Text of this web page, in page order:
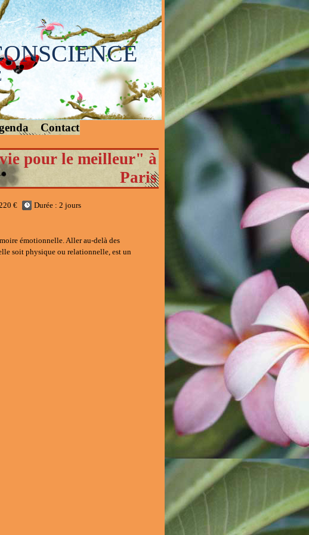
Contact
pour le meilleur" à
Paris
€ Durée : 2 jours
émotionnelle. Aller au-delà des
soit physique ou relationnelle, est un